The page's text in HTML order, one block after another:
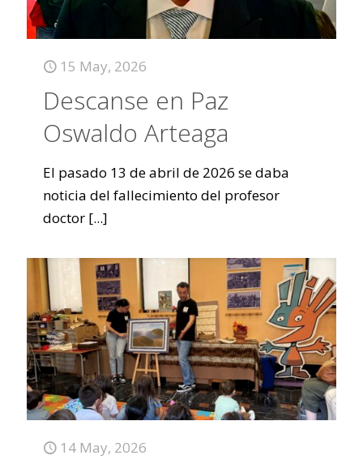
15 May, 2026
Descanse en Paz
Oswaldo Arteaga
El pasado 13 de abril de 2026 se daba
noticia del fallecimiento del profesor
doctor [...]
14 May, 2026